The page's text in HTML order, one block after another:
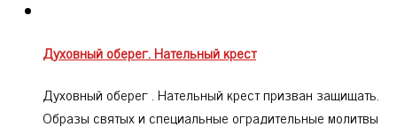
Духовный оберег. Нательный крест
Духовный оберег . Нательный крест призван защищать.
Образы святых и специальные оградительные молитвы